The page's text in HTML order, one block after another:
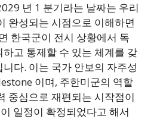
년 1 분기라는 날짜는 우리
완성되는 시점으로 이해하면
한국군이 전시 상황에서 독
고 통제할 수 있는 체계를 갖
다. 이는 국가 안보의 자주성
이며, 주한미군의 역할
중심으로 재편되는 시작점이
일정이 확정되었다고 해서